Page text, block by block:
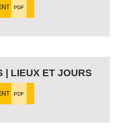
PDF
| LIEUX ET JOURS
PDF